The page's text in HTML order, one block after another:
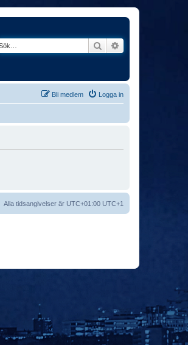
Sök
Logga in
Bli medlem
Alla tidsangivelser är UTC+01:00 UTC+1